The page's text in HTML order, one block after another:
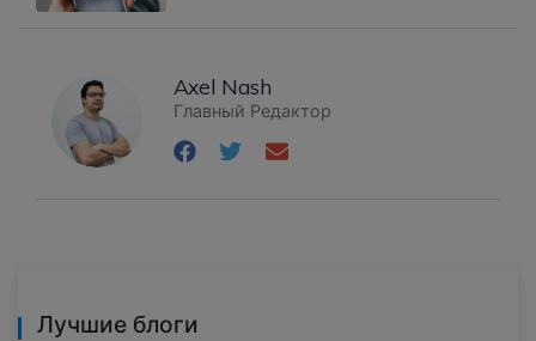
Axel Nash
Главный Редактор
Лучшие блоги